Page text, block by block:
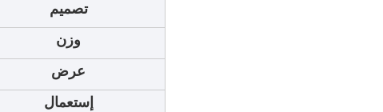
تصميم
وزن
عرض
إستعمال